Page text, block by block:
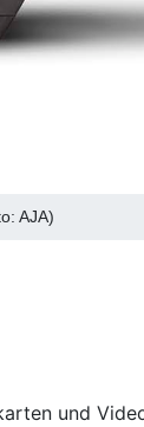
AJA)
und